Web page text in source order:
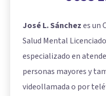
José L. Sánchezes un
Salud Mental
especializado en
personas mayores y
videollamada o por